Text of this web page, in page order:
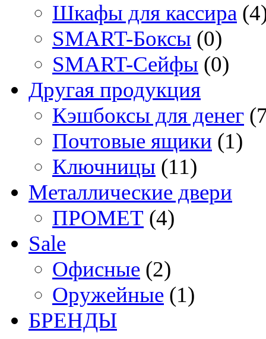
Шкафы для кассира
SMART-Боксы (0)
SMART-Сейфы (0)
Другая продукция
Кэшбоксы для денег
Почтовые ящики (1)
Ключницы (11)
Металлические двери
ПРОМЕТ (4)
Sale
Офисные (2)
Оружейные (1)
БРЕНДЫ